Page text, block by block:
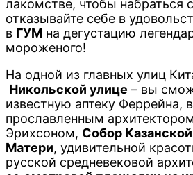
лакомстве, чтобы набраться
отказывайте себе в
в ГУМ на дегустацию
мороженого!
На одной из главных улиц
Никольской улице – вы
известную аптеку Феррейна,
прославленным
Эрихсоном, Собор
Матери, удивительной
русской средневековой